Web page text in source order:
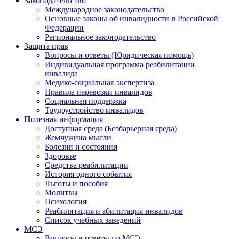
Международное законодательство
Основные законы об инвалидности в Российской
Федерации
Региональное законодательство
Защита прав
Вопросы и ответы (Юридическая помощь)
Индивидуальная программа реабилитации
инвалида
Медико-социальная экспертиза
Правила перевозки инвалидов
Социальная поддержка
Трудоустройство инвалидов
Полезная информация
Доступная среда (Безбарьерная среда)
Жемчужина мысли
Болезни и состояния
Здоровье
Средства реабилитации
История одного события
Льготы и пособия
Молитвы
Психология
Реабилитация и абилитация инвалидов
Список учебных заведений
МСЭ